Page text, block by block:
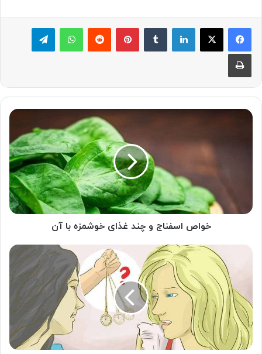
لینکدین ‫تامبلر پینترست‫رددیت واتس آپ تلگرام
چاپ
خواص
خواص اسفناج و چند غذای خوشمزه با آن
استفاده
آن
در
روانشناسی
(هیپنوتراپی
در